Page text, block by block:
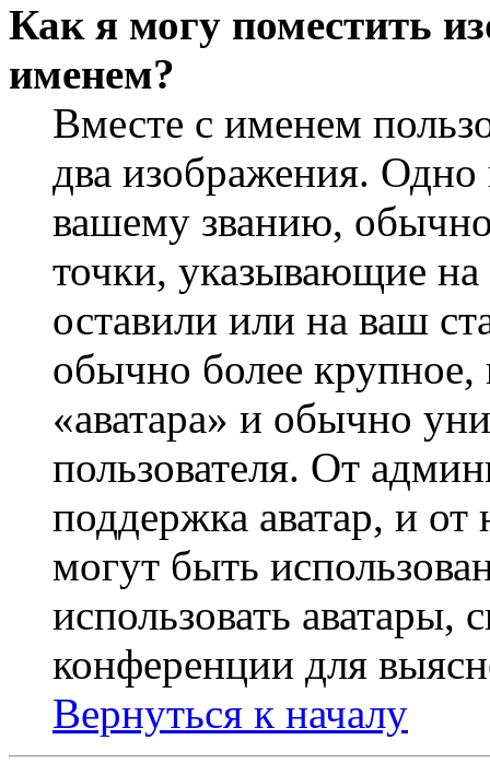
Как я могу поместить
именем?
Вместе с именем
два изображения.
вашему званию, обычно
точки, указывающие
оставили или на ваш
обычно более крупное,
«аватара» и обычно
пользователя. От
поддержка аватар, и от
могут быть
использовать аватары,
конференции для
Вернуться к началу